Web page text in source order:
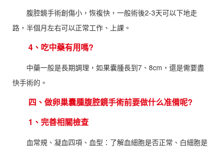
腹腔鏡手術創傷小，恢複快，一般術後2-3天可以下地走
路，半個月左右可以正常工作、上課。
4、吃中藥有用嗎?
中藥一般是長期調理，如果囊腫長到7、8cm，還是需要盡
快手術的。
四、做卵巢囊腫腹腔鏡手術前要做什么准備呢?
1、完善相關檢查
血常規、凝血四項、血型：了解血細胞是否正常、白細胞是